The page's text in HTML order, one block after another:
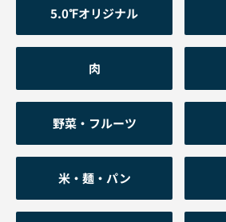
5.0℉オリジナル
肉
野菜・フルーツ
米・麺・パン